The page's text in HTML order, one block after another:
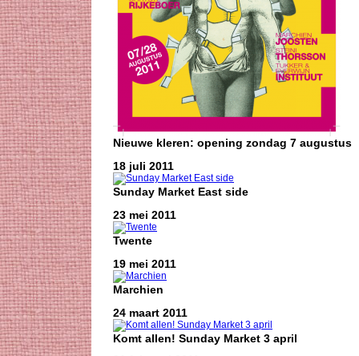
Nieuwe kleren: opening zondag 7 augustus
18 juli 2011
Sunday Market East side
23 mei 2011
Twente
19 mei 2011
Marchien
24 maart 2011
Komt allen! Sunday Market 3 april